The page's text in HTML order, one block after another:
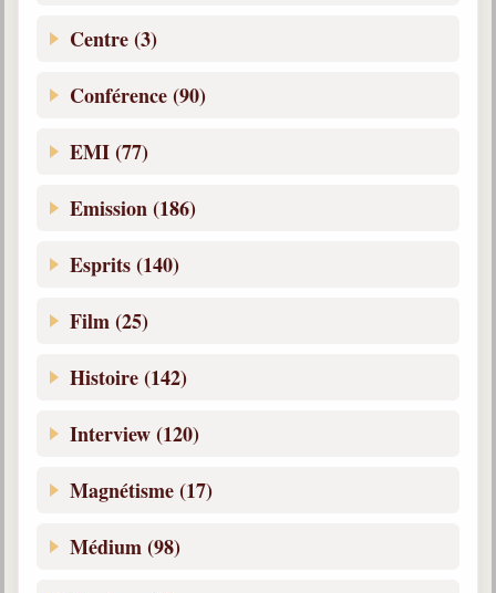
Centre (3)
Conférence (90)
EMI (77)
Emission (186)
Esprits (140)
Film (25)
Histoire (142)
Interview (120)
Magnétisme (17)
Médium (98)